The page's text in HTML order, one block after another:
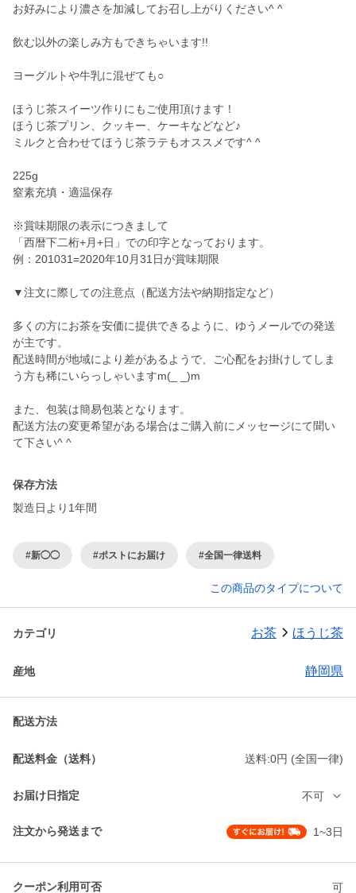
お好みにより濃さを加減してお召し上がりください^ ^
飲む以外の楽しみ方もできちゃいます!!
ヨーグルトや牛乳に混ぜても○
ほうじ茶スイーツ作りにもご使用頂けます！
ほうじ茶プリン、クッキー、ケーキなどなど♪
ミルクと合わせてほうじ茶ラテもオススメです^ ^
225g
窒素充填・適温保存
※賞味期限の表示につきまして
「西暦下二桁+月+日」での印字となっております。
例：201031=2020年10月31日が賞味期限
▼注文に際しての注意点（配送方法や納期指定など）
多くの方にお茶を安価に提供できるように、ゆうメールでの発送
が主です。
配送時間が地域により差があるようで、ご心配をお掛けしてしま
う方も稀にいらっしゃいますm(_ _)m
また、包装は簡易包装となります。
配送方法の変更希望がある場合はご購入前にメッセージにて聞い
て下さい^ ^
保存方法
製造日より1年間
#新◯◯ #ポストにお届け #全国一律送料
この商品のタイプについて
カテゴリ お茶 ほうじ茶
産地 静岡県
配送方法
配送料金（送料） 送料:0円 (全国一律)
お届け日指定 不可
注文から発送まで 1~3日
クーポン利用可否 可